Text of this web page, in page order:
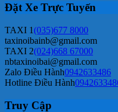
Đặt Xe Trực Tuyến
TAXI 1(035)677 8000
taxinoibainb@gmail.com
TAXI 2(024)668 67000
nbtaxinoibai@gmail.com
Zalo Điều Hành0942633486
Hotline Điều Hành
Truy Cập